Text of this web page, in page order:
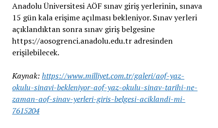
Anadolu Üniversitesi AÖF sınav giriş yerlerinin, sınava
15 gün kala erişime açılması bekleniyor. Sınav yerleri
açıklandıktan sonra sınav giriş belgesine
https://aosogrenci.anadolu.edu.tr adresinden
erişilebilecek.
Kaynak: https://www.milliyet.com.tr/galeri/aof-yaz-
okulu-sinavi-bekleniyor-aof-yaz-okulu-sinav-tarihi-ne-
zaman-aof-sinav-yerleri-giris-belgesi-aciklandi-mi-
7615204